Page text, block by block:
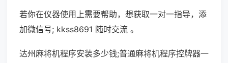
若你在仪器使用上需要帮助，想获取一对一指导，添
加微信号; kkss8691 随时交流 。
达州麻将机程序安装多少钱;普通麻将机程序控牌器一